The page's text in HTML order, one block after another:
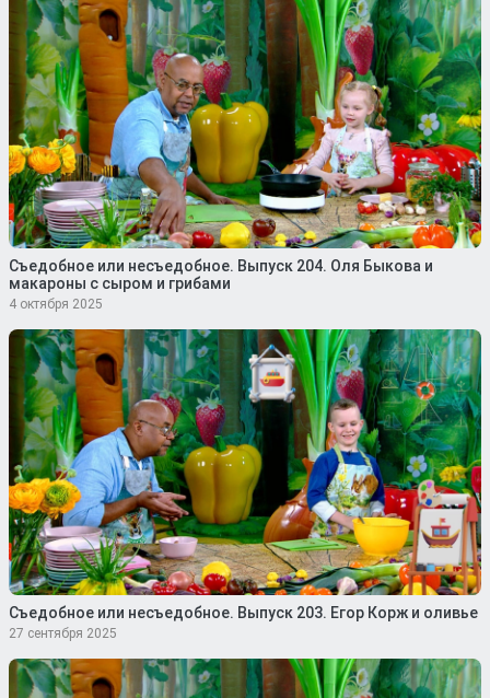
Съедобное или несъедобное. Выпуск 204. Оля Быкова и
макароны с сыром и грибами
4 октября 2025
Съедобное или несъедобное. Выпуск 203. Егор Корж и оливье
27 сентября 2025